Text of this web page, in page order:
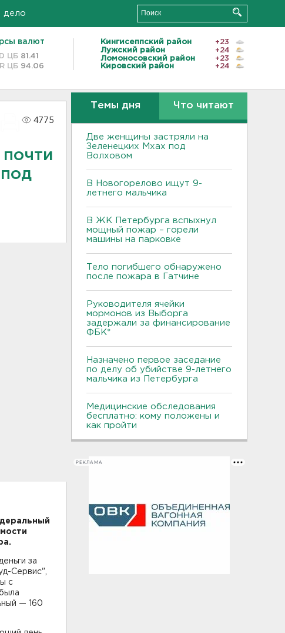
дело
валют
ЦБ 81.41
ЦБ 94.06
Кингисеппский район
+23
Лужский район
+24
Ломоносовский район
+23
Кировский район
+24
4775
за
Сервис",
с
— 160
Темы дня Что читают
Две женщины застряли на
Зеленецких Мхах под
Волховом
В Новогорелово ищут 9-
летнего мальчика
В ЖК Петербурга вспыхнул
мощный пожар – горели
машины на парковке
Тело погибшего обнаружено
после пожара в Гатчине
Руководителя ячейки
мормонов из Выборга
задержали за финансирование
ФБК*
Назначено первое заседание
по делу об убийстве 9-летнего
мальчика из Петербурга
Медицинские обследования
бесплатно: кому положены и
как пройти
РЕКЛАМА